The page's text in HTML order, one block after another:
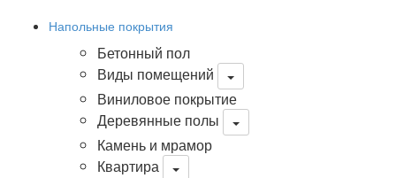
Напольные покрытия
Бетонный пол
Виды помещений
Виниловое покрытие
Деревянные полы
Камень и мрамор
Квартира